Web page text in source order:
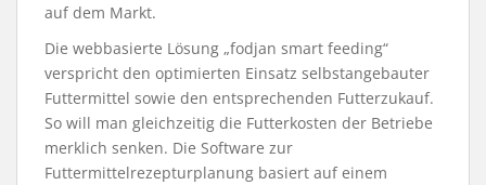
auf dem Markt.
Die webbasierte Lösung „fodjan smart feeding“
verspricht den optimierten Einsatz selbstangebauter
Futtermittel sowie den entsprechenden Futterzukauf.
So will man gleichzeitig die Futterkosten der Betriebe
merklich senken. Die Software zur
Futtermittelrezepturplanung basiert auf einem